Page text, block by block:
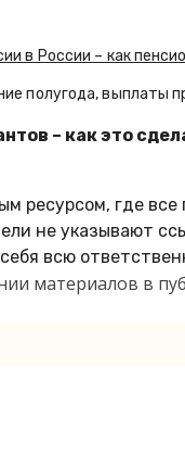
в России – как
полугода, выплаты
– как это
ресурсом, где
не указывают
всю
материалов в